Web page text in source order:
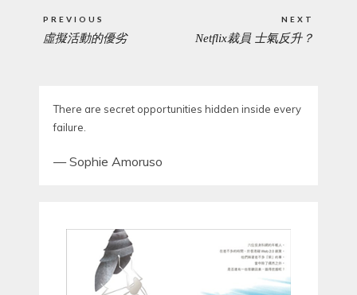
navigation
PREVIOUS
PREVIOUS
虛擬活動的優劣
NEXT
Netflix裁員 士氣反升？
There are secret opportunities hidden inside every
failure.
—Sophie Amoruso